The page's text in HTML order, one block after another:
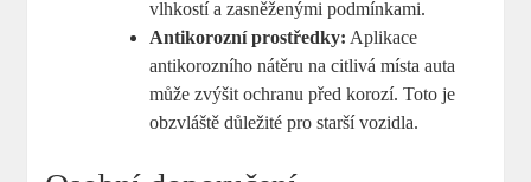
vlhkostí a zasněženými podmínkami.
Antikorozní prostředky: Aplikace
antikorozního nátěru na citlivá místa auta
může zvýšit ochranu před korozí. Toto je
obzvláště důležité pro starší vozidla.